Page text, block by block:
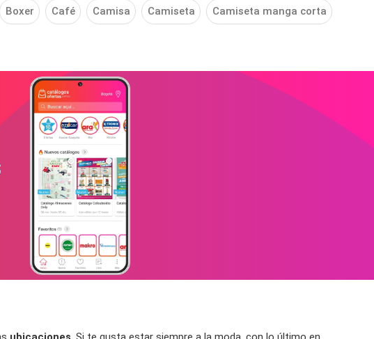
Boxer Café Camisa Camiseta Camiseta manga corta